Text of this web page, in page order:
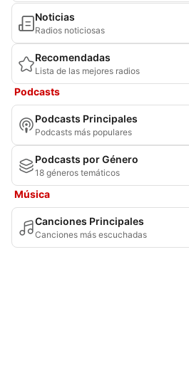
Noticias
Radios noticiosas
Recomendadas
Lista de las mejores radios
Podcasts
Podcasts Principales
Podcasts más populares
Podcasts por Género
18 géneros temáticos
Música
Canciones Principales
Canciones más escuchadas